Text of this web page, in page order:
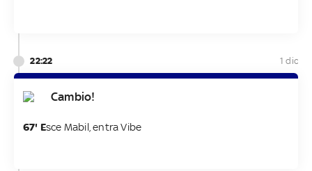
22:22 1 dic
Cambio!
67' Esce Mabil, entra Vibe